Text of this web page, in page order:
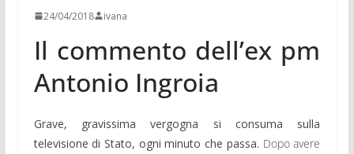
24/04/2018 ivana
Il commento dell’ex pm
Antonio Ingroia
Grave, gravissima vergogna si consuma sulla
televisione di Stato, ogni minuto che passa. Dopo avere